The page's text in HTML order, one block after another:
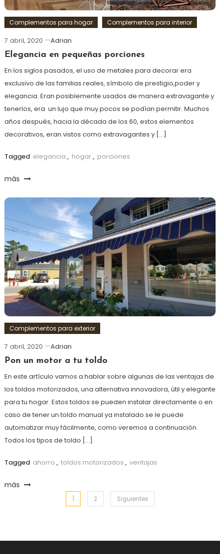
Complementos para hogar Complementos para interior
7 abril, 2020
Adrian
Elegancia en pequeñas porciones
En los siglos pasados, el uso de metales para decorar era
exclusivo de las familias reales, símbolo de prestigio,poder y
elegancia. Eran posiblemente usados de manera extravagante y
tenerlos, era un lujo que muy pocos se podían permitir. Muchos
años después, hacia la década de los 60, estos elementos
decorativos, eran vistos como extravagantes y […]
Tagged elegancia , hogar, porciones
más
Complementos para exterior
7 abril, 2020
Adrian
Pon un motor a tu toldo
En este artículo vamos a hablar sobre algunas de las ventajas de
los toldos motorizados, una alternativa innovadora, útil y elegante
para tu hogar. Estos toldos se pueden instalar directamente o en
caso de tener un toldo manual ya instalado se le puede
automatizar muy fácilmente, como veremos a continuación.
Todos los tipos de toldo […]
Tagged ahorro , toldos motorizados , ventajas
más
Paginación
entradas
1 2 Siguientes